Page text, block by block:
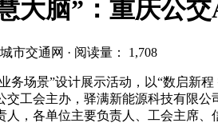
大脑”：重庆公
市交通网 · 阅读量： 1,708
务场景”设计展示活动，以“数启新
交工会主办，驿满新能源科技有限
，各单位主要负责人、工会主席、